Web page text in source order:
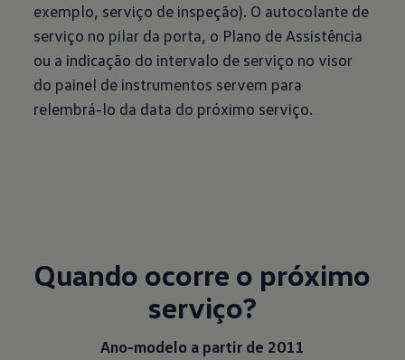
exemplo, serviço de inspeção). O autocolante de
serviço no pilar da porta, o Plano de Assistência
ou a indicação do intervalo de serviço no visor
do painel de instrumentos servem para
relembrá-lo da data do próximo serviço.
Quando ocorre o próximo
serviço?
Ano-modelo a partir de 2011